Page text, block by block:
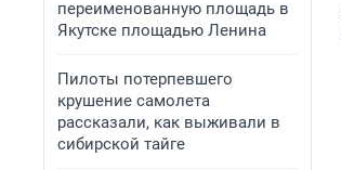
переименованную площадь в
Якутске площадью Ленина
Пилоты потерпевшего
крушение самолета
рассказали, как выживали в
сибирской тайге